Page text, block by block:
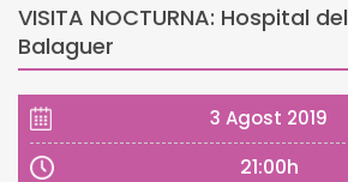
VISITA NOCTURNA: Hospital
Balaguer
3 Agost 2019
21:00h